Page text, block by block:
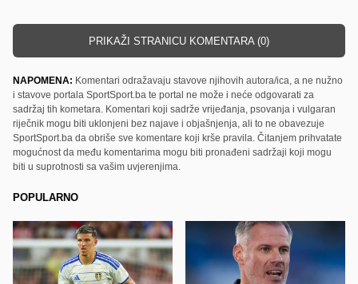
PRIKAŽI STRANICU KOMENTARA (0)
NAPOMENA: Komentari odražavaju stavove njihovih autora/ica, a ne nužno
i stavove portala SportSport.ba te portal ne može i neće odgovarati za
sadržaj tih kometara. Komentari koji sadrže vrijeđanja, psovanja i vulgaran
riječnik mogu biti uklonjeni bez najave i objašnjenja, ali to ne obavezuje
SportSport.ba da obriše sve komentare koji krše pravila. Čitanjem prihvatate
mogućnost da među komentarima mogu biti pronađeni sadržaji koji mogu
biti u suprotnosti sa vašim uvjerenjima.
POPULARNO